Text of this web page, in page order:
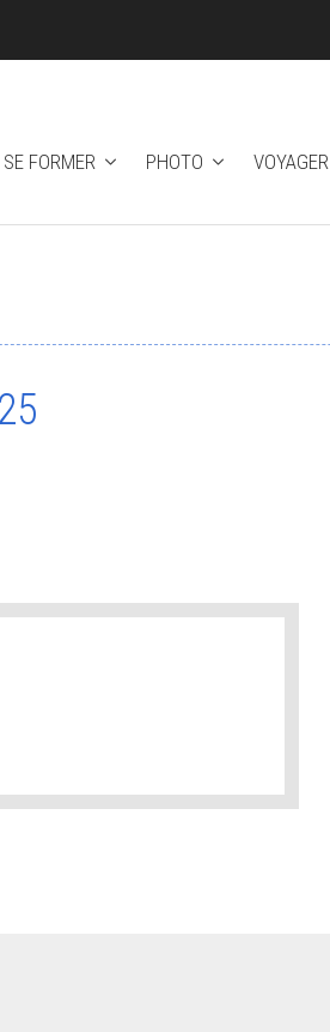
SE FORMER PHOTO VOYAGER